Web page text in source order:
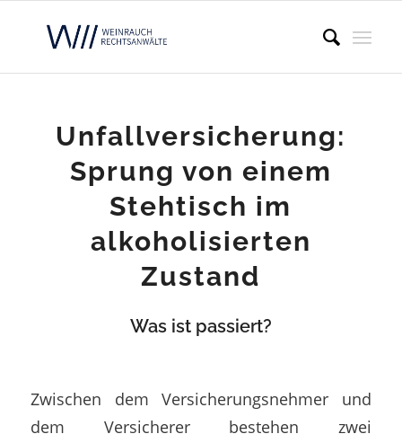
Unfallversicherung:
Sprung von einem
Stehtisch im
alkoholisierten
Zustand
Was ist passiert?
Zwischen dem Versicherungsnehmer und
dem Versicherer bestehen zwei